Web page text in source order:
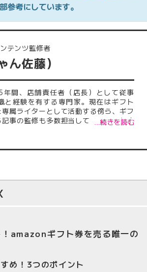
参考にしています。
テンツ監修者
佐藤）
間、店舗責任者（店長）として従事
と経験を有する専門家。現在はギフト
属ライターとして活動する傍ら、ギフ
事の監修も多数担当している。これま
…続きを読む
amazonギフト券を売る唯一の
め！3つのポイント